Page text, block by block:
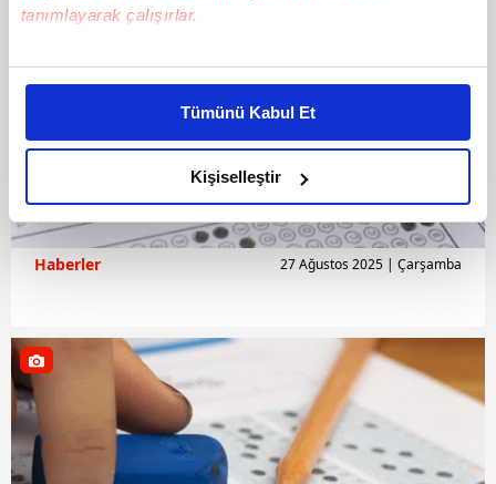
tanımlayarak çalışırlar.
Bu çerezlere izin vermeniz halinde sizlere özel
daha iyi reklam deneyimi yaşatabiliriz. Bunu yaparken
amacımızın size daha iyi bir reklam deneyimi sunmak
olduğunu ve sizlere en iyi içerikleri sunabilmek adına
elimizden gelen çabayı gösterdiğimizi ve bu noktada,
reklamların maliyetlerimizi karşılamak noktasında tek gelir
kalemimiz olduğunu sizlere hatırlatmak isteriz.
takdirde, kullanıcılara hedefli reklamlar
gösterilmeyecektir."
Sizlere daha iyi bir hizmet sunabilmek için İnternet
Sitemizde kendimize ve üçüncü kişilere ait çerezler
kullanılmaktadır. Bu çerezler vasıtasıyla çeşitli kişisel
Tümünü Kabul Et
Kişiselleştir
Haberler 27 Ağustos 2025 | Çarşamba